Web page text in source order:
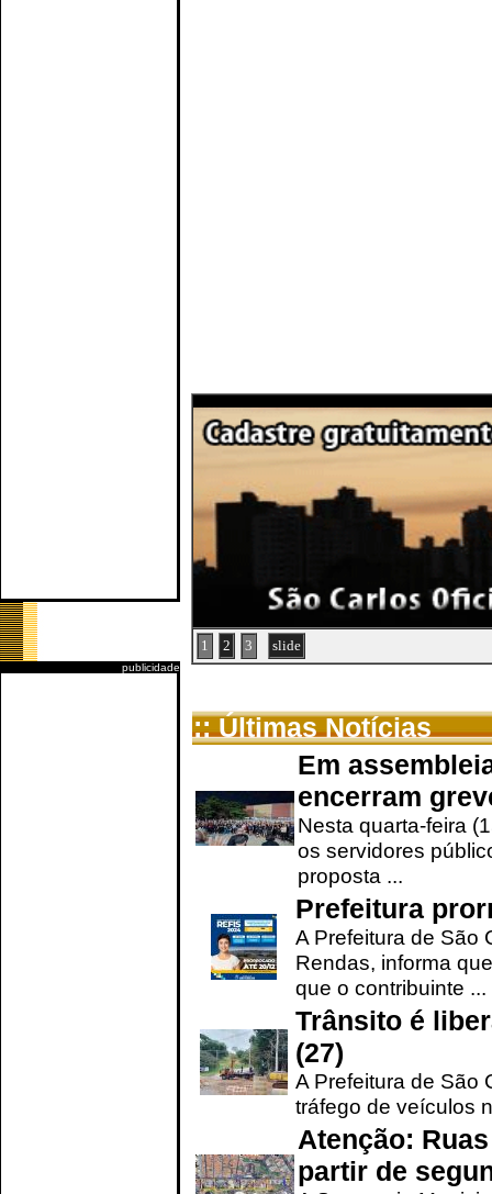
publicidade
1 2 3 slide
:: Últimas Notícias
Em
encerram
Nesta quarta-feira
os servidores
proposta ...
Prefeitura
A Prefeitura de São
Rendas, informa
que o contribuinte ...
Trânsito é
(27)
A Prefeitura de São
tráfego de veículos
Atenção:
partir de